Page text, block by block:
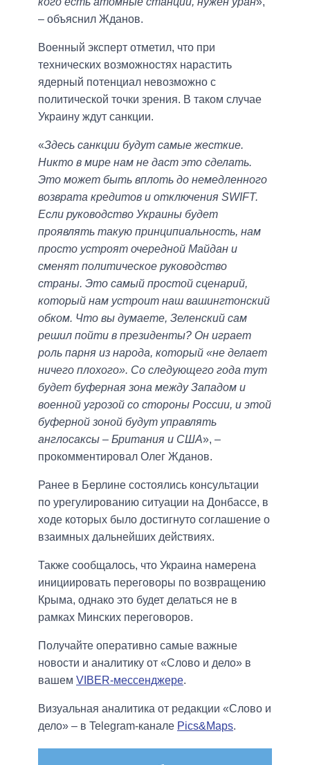
– объяснил Жданов.
Военный эксперт отметил, что при
технических возможностях нарастить
ядерный потенциал невозможно с
политической точки зрения. В таком случае
Украину ждут санкции.
«Здесь санкции будут самые жесткие.
Никто в мире нам не даст это сделать.
Это может быть вплоть до немедленного
возврата кредитов и отключения SWIFT.
Если руководство Украины будет
проявлять такую принципиальность, нам
просто устроят очередной Майдан и
сменят политическое руководство
страны. Это самый простой сценарий,
который нам устроит наш вашингтонский
обком. Что вы думаете, Зеленский сам
решил пойти в президенты? Он играет
роль парня из народа, который «не делает
ничего плохого». Со следующего года тут
будет буферная зона между Западом и
военной угрозой со стороны России, и этой
буферной зоной будут управлять
англосаксы – Британия и США», –
прокомментировал Олег Жданов.
Ранее в Берлине состоялись консультации
по урегулированию ситуации на Донбассе, в
ходе которых было достигнуто соглашение о
взаимных дальнейших действиях.
Также сообщалось, что Украина намерена
инициировать переговоры по возвращению
Крыма, однако это будет делаться не в
рамках Минских переговоров.
Получайте оперативно самые важные
новости и аналитику от «Слово и дело» в
вашем VIBER-мессенджере.
Визуальная аналитика от редакции «Слово и
дело» – в Telegram-канале Pics&Maps.